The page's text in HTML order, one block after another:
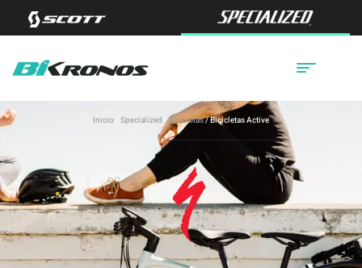
Inicio Specialized /Bicicletas/ Bicicletas Active